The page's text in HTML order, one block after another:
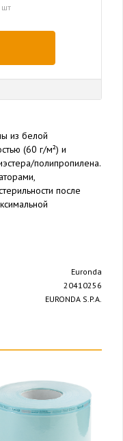
шт
из белой
(60 г/м²) и
полипропилена.
после
Euronda
20410256
EURONDA S.P.A.